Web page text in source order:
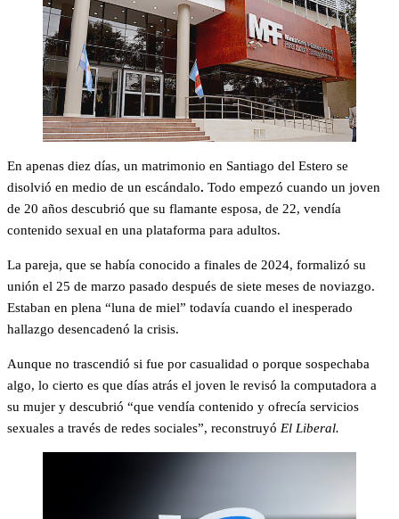
En apenas diez días, un matrimonio en Santiago del Estero se
disolvió en medio de un escándalo. Todo empezó cuando un joven
de 20 años descubrió que su flamante esposa, de 22, vendía
contenido sexual en una plataforma para adultos.
La pareja, que se había conocido a finales de 2024, formalizó su
unión el 25 de marzo pasado después de siete meses de noviazgo.
Estaban en plena “luna de miel” todavía cuando el inesperado
hallazgo desencadenó la crisis.
Aunque no trascendió si fue por casualidad o porque sospechaba
algo, lo cierto es que días atrás el joven le revisó la computadora a
su mujer y descubrió “que vendía contenido y ofrecía servicios
sexuales a través de redes sociales”, reconstruyó El Liberal.